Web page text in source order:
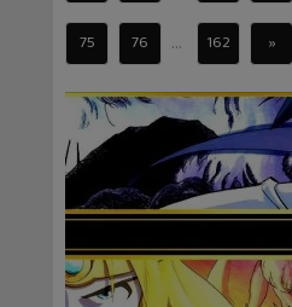
75 76 ... 162 »